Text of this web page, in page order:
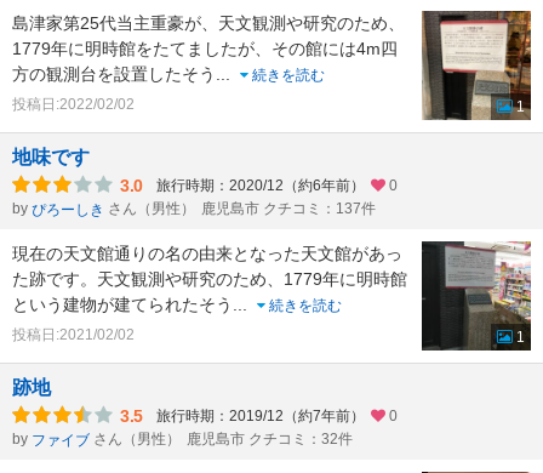
島津家第25代当主重豪が、天文観測や研究のため、
1779年に明時館をたてましたが、その館には4m四
方の観測台を設置したそう ...
続きを読む
投稿日:2022/02/02
1
地味です
3.0 旅行時期：2020/12（約6年前）
0
by ぴろーしき さん（男性） 鹿児島市 クチコミ：137件
現在の天文館通りの名の由来となった天文館があっ
た跡です。天文観測や研究のため、1779年に明時館
という建物が建てられたそう ...
続きを読む
投稿日:2021/02/02
1
跡地
3.5 旅行時期：2019/12（約7年前）
0
by ファイブ さん（男性） 鹿児島市 クチコミ：32件